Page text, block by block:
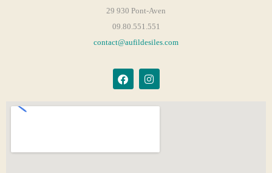
29 930 Pont-Aven
09.80.551.551
contact@aufildesiles.com